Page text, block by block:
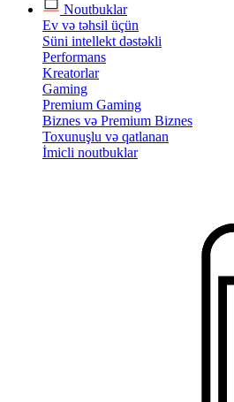
Noutbuklar
Ev və təhsil üçün
Süni intellekt dəstəkli
Performans
Kreatorlar
Gaming
Premium Gaming
Biznes və Premium Biznes
Toxunuşlu və qatlanan
İmicli noutbuklar